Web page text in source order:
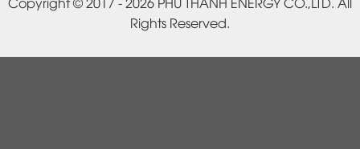
Rights Reserved.